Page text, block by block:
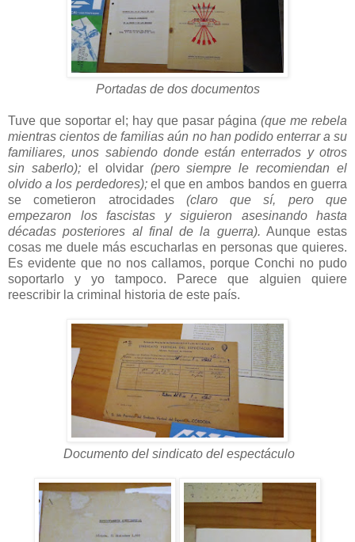
Portadas de dos documentos
Tuve que soportar el; hay que pasar página (que me rebela
mientras cientos de familias aún no han podido enterrar a su
familiares, unos sabiendo donde están enterrados y otros
sin saberlo);el olvidar (pero siempre le recomiendan el
olvido a los perdedores); el que en ambos bandos en guerra
se cometieron atrocidades (claro que sí, pero que
empezaron los fascistas y siguieron asesinando hasta
décadas posteriores al final de la guerra). Aunque estas
cosas me duele más escucharlas en personas que quieres.
Es evidente que no nos callamos, porque Conchi no pudo
soportarlo y yo tampoco. Parece que alguien quiere
reescribir la criminal historia de este país.
Documento del sindicato del espectáculo